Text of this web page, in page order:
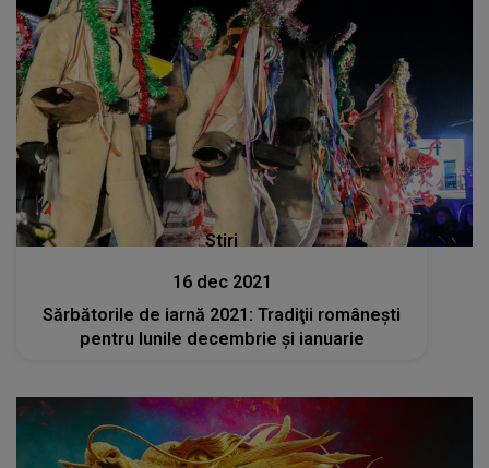
Stiri
16 dec 2021
Sărbătorile de iarnă 2021: Tradiţii româneşti
pentru lunile decembrie şi ianuarie